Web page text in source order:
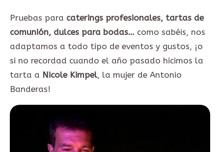
Pruebas para caterings profesionales, tartas de
comunión, dulces para bodas… como sabéis, nos
adaptamos a todo tipo de eventos y gustos, ¡o
si no recordad cuando el año pasado hicimos la
tarta a Nicole Kimpel, la mujer de Antonio
Banderas!